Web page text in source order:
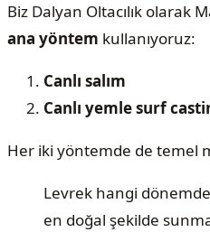
Biz Dalyan Oltacılık olarak
ana yöntem kullanıyoruz:
Canlı salım
Canlı yemle surf
Her iki yöntemde de temel
Levrek hangi
en doğal şekilde